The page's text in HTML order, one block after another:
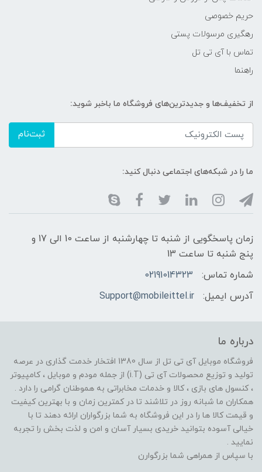
حریم خصوصی
رهگیری مرسولات پستی
تماس با آی تی تل
راهنما
از تخفیف‌ها و جدیدترین‌های فروشگاه ما باخبر شوید:
ثبت‌نام
ما را در شبکه‌های اجتماعی دنبال کنید:
زمان پاسخگویی از شنبه تا چهارشنبه از ساعت 10 الی 17 و
پنج شنبه تا ساعت 13
شماره تماس:
02191014323
آدرس ایمیل:
Support@mobileittel.ir
درباره ما
فروشگاه موبایل آی تی تل از سال 1380 افتخار خدمت گذاری در عرصه
تولید و توزیع محصولات آی تی (i.T) از جمله مودم و موبایل ، کامپیوتر
، کنسول های بازی ، کالا و خدمات مخابراتی به هموطنان گرامی را دارد .
همکاران ما شبانه روز در تلاشند تا در کمترین زمان و با بهترین کیفیت
و قیمت کالا ها را در این فروشگاه به شما بزرگواران ارائه دهند تا با
خیالی آسوده بتوانید خریدی بسیار آسان و امن و لذت بخش را تجربه
نمایید .
با سپاس از همراهی شما بزرگوارن